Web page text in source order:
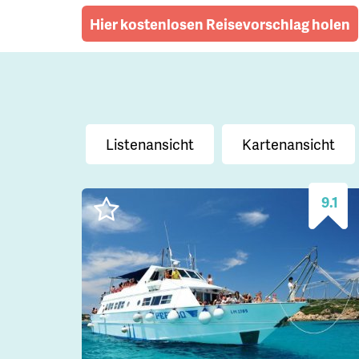
Hier kostenlosen Reisevorschlag holen
Listenansicht Kartenansicht
9.1